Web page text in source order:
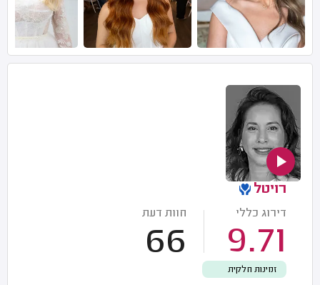
רויטל
דירוג כללי
9.71
חוות דעת
66
זמינות חלקית